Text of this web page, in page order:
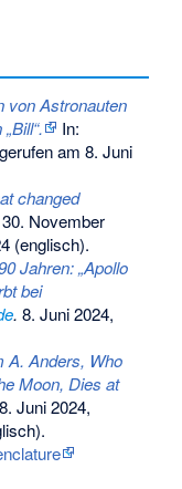
von Astronauten
In:
am 8. Juni
changed
30. November
(englisch).
Jahren: „Apollo
bei
. 8. Juni 2024,
A. Anders, Who
Moon, Dies at
8. Juni 2024,